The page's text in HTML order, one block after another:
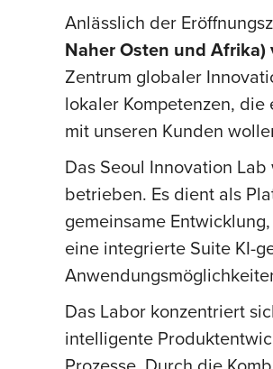
Anlässlich der
Naher Osten und Afrika)
Zentrum globaler
lokaler Kompetenzen,
mit unseren Kunden
Das Seoul Innovation
betrieben. Es dient als
gemeinsame
eine integrierte Suite KI-
Das Labor konzentriert
intelligente